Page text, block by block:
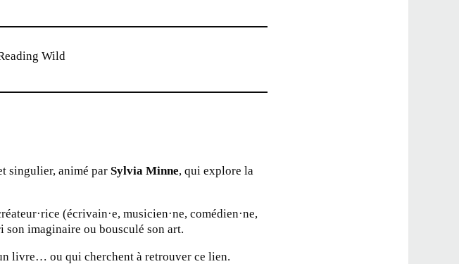
Wild
singulier, animé par Sylvia Minne, qui explore la
(écrivain·e, musicien·ne, comédien·ne,
imaginaire ou bousculé son art.
livre… ou qui cherchent à retrouver ce lien.